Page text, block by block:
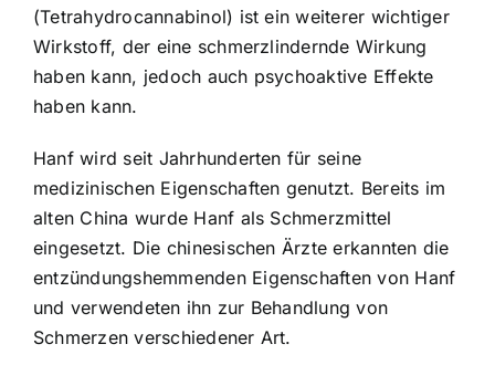
(Tetrahydrocannabinol) ist ein weiterer wichtiger
Wirkstoff, der eine schmerzlindernde Wirkung
haben kann, jedoch auch psychoaktive Effekte
haben kann.
Hanf wird seit Jahrhunderten für seine
medizinischen Eigenschaften genutzt. Bereits im
alten China wurde Hanf als Schmerzmittel
eingesetzt. Die chinesischen Ärzte erkannten die
entzündungshemmenden Eigenschaften von Hanf
und verwendeten ihn zur Behandlung von
Schmerzen verschiedener Art.